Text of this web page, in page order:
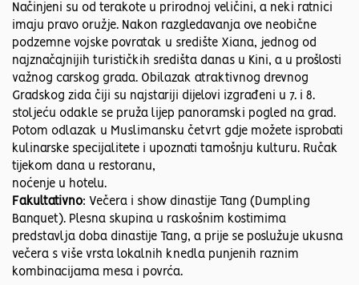
Načinjeni su od terakote u prirodnoj veličini, a neki ratnici
imaju pravo oružje. Nakon razgledavanja ove neobične
podzemne vojske povratak u središte Xiana, jednog od
najznačajnijih turističkih središta danas u Kini, a u prošlosti
važnog carskog grada. Obilazak atraktivnog drevnog
Gradskog zida čiji su najstariji dijelovi izgrađeni u 7. i 8.
stoljeću odakle se pruža lijep panoramski pogled na grad.
Potom odlazak u Muslimansku četvrt gdje možete isprobati
kulinarske specijalitete i upoznati tamošnju kulturu. Ručak
tijekom dana u restoranu,
noćenje u hotelu.
Fakultativno: Večera i show dinastije Tang (Dumpling
Banquet). Plesna skupina u raskošnim kostimima
predstavlja doba dinastije Tang, a prije se poslužuje ukusna
večera s više vrsta lokalnih knedla punjenih raznim
kombinacijama mesa i povrća.